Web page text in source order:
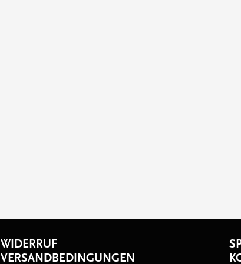
WIDERRUF
VERSANDBEDINGUNGEN